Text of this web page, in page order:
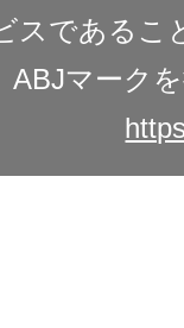
スであるこ
ABJマーク